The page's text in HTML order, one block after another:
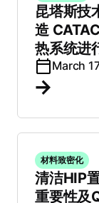
昆塔斯技
造
热系统进
March
材料致密化
清洁HIP
重要性及